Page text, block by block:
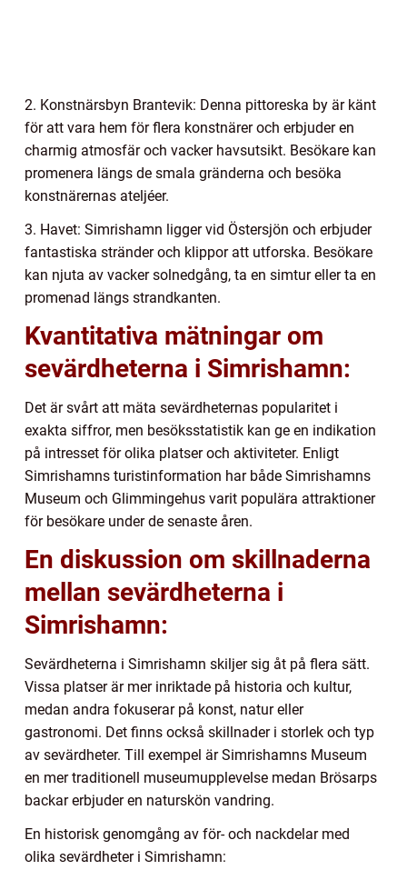
2. Konstnärsbyn Brantevik: Denna pittoreska by är känt
för att vara hem för flera konstnärer och erbjuder en
charmig atmosfär och vacker havsutsikt. Besökare kan
promenera längs de smala gränderna och besöka
konstnärernas ateljéer.
3. Havet: Simrishamn ligger vid Östersjön och erbjuder
fantastiska stränder och klippor att utforska. Besökare
kan njuta av vacker solnedgång, ta en simtur eller ta en
promenad längs strandkanten.
Kvantitativa mätningar om
sevärdheterna i Simrishamn:
Det är svårt att mäta sevärdheternas popularitet i
exakta siffror, men besöksstatistik kan ge en indikation
på intresset för olika platser och aktiviteter. Enligt
Simrishamns turistinformation har både Simrishamns
Museum och Glimmingehus varit populära attraktioner
för besökare under de senaste åren.
En diskussion om skillnaderna
mellan sevärdheterna i
Simrishamn:
Sevärdheterna i Simrishamn skiljer sig åt på flera sätt.
Vissa platser är mer inriktade på historia och kultur,
medan andra fokuserar på konst, natur eller
gastronomi. Det finns också skillnader i storlek och typ
av sevärdheter. Till exempel är Simrishamns Museum
en mer traditionell museumupplevelse medan Brösarps
backar erbjuder en naturskön vandring.
En historisk genomgång av för- och nackdelar med
olika sevärdheter i Simrishamn: